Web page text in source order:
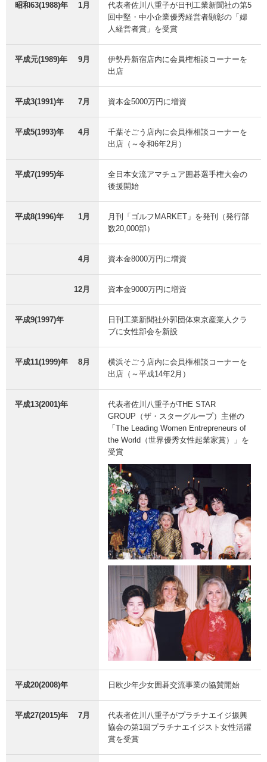
昭和63(1988)年 1月
代表者佐川八重子が日刊工業新聞社の第5
回中堅・中小企業優秀経営者顕彰の「婦
人経営者賞」を受賞
平成元(1989)年 9月
伊勢丹新宿店内に会員権相談コーナーを
出店
平成3(1991)年 7月 資本金5000万円に増資
平成5(1993)年 4月
千葉そごう店内に会員権相談コーナーを
出店（～令和6年2月）
平成7(1995)年
全日本女流アマチュア囲碁選手権大会の
後援開始
平成8(1996)年 1月
月刊「ゴルフMARKET」を発刊（発行部
数20,000部）
4月 資本金8000万円に増資
12月 資本金9000万円に増資
平成9(1997)年
日刊工業新聞社外郭団体東京産業人クラ
ブに女性部会を新設
平成11(1999)年 8月
横浜そごう店内に会員権相談コーナーを
出店（～平成14年2月）
平成13(2001)年
代表者佐川八重子がTHE STAR
GROUP（ザ・スターグループ）主催の
「The Leading Women Entrepreneurs of
the World（世界優秀女性起業家賞）」を
受賞
平成20(2008)年 日欧少年少女囲碁交流事業の協賛開始
平成27(2015)年 7月
代表者佐川八重子がプラチナエイジ振興
協会の第1回プラチナエイジスト女性活躍
賞を受賞